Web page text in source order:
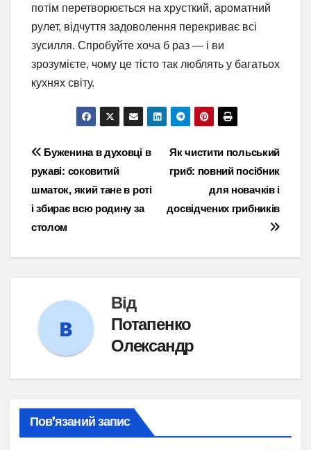
потім перетворюється на хрусткий, ароматний
рулет, відчуття задоволення перекриває всі
зусилля. Спробуйте хоча б раз — і ви
зрозумієте, чому це тісто так люблять у багатьох
кухнях світу.
Навігація
записів
Як чистити польський
гриб: повний посібник
для новачків і
досвідчених грибників
Буженина в духовці в
рукаві: соковитий
шматок, який тане в роті
і збирає всю родину за
столом
Від
Потапенко
Олександр
Пов’язаний запис